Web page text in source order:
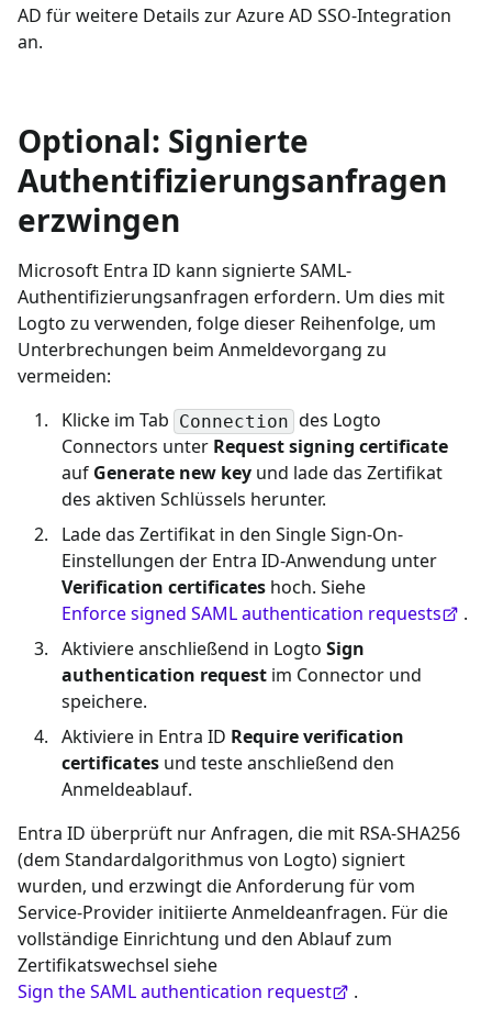
AD für weitere Details zur Azure AD SSO-Integration
an.
Optional: Signierte
Authentifizierungsanfragen
erzwingen
Microsoft Entra ID kann signierte SAML-
Authentifizierungsanfragen erfordern. Um dies mit
Logto zu verwenden, folge dieser Reihenfolge, um
Unterbrechungen beim Anmeldevorgang zu
vermeiden:
Klicke im Tab Connection des Logto
Connectors unter Request signing certificate
auf Generate new key und lade das Zertifikat
des aktiven Schlüssels herunter.
Lade das Zertifikat in den Single Sign-On-
Einstellungen der Entra ID-Anwendung unter
Verification certificates hoch. Siehe
Enforce signed SAML authentication requests
.
Aktiviere anschließend in Logto Sign
authentication request im Connector und
speichere.
Aktiviere in Entra ID Require verification
certificates und teste anschließend den
Anmeldeablauf.
Entra ID überprüft nur Anfragen, die mit RSA-SHA256
(dem Standardalgorithmus von Logto) signiert
wurden, und erzwingt die Anforderung für vom
Service-Provider initiierte Anmeldeanfragen. Für die
vollständige Einrichtung und den Ablauf zum
Zertifikatswechsel siehe
Sign the SAML authentication request
.